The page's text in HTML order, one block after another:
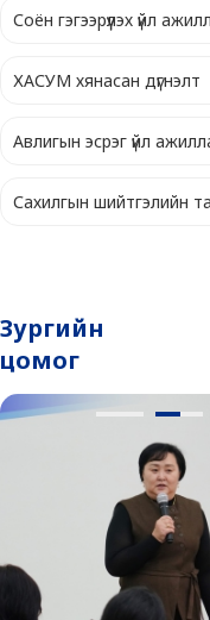
Соён гэгээрүүлэх үйл
ХАСУМ хянасан дүгнэлт
Авлигын эсрэг үйл
Сахилгын шийтгэлийн
Зургийн
цомог